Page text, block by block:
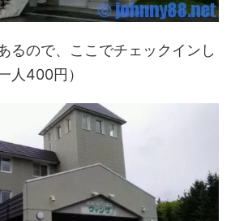
るので、ここでチェックインし
人400円）